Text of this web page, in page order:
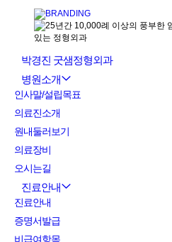
박경진 굿샘정형외과
병원소개
인사말/설립목표
의료진소개
원내둘러보기
의료장비
오시는길
진료안내
진료안내
증명서발급
비급여항목